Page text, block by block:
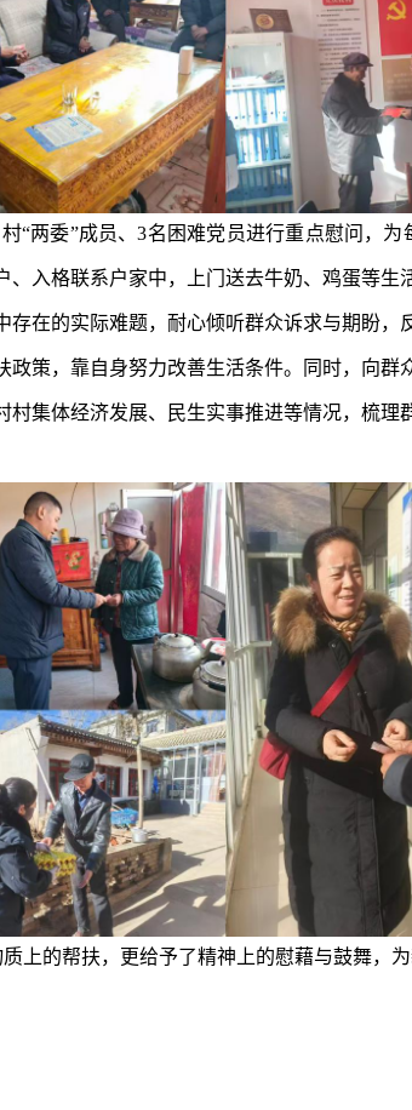
“两委”成员、3名困难党员进行重点慰问，
入格联系户家中，上门送去牛奶、鸡蛋等
在的实际难题，耐心倾听群众诉求与期盼，
策，靠自身努力改善生活条件。同时，向
集体经济发展、民生实事推进等情况，梳
上的帮扶，更给予了精神上的慰藉与鼓舞，